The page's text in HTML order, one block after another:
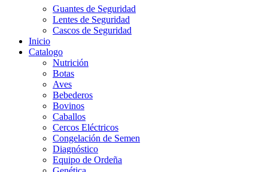
Guantes de Seguridad
Lentes de Seguridad
Cascos de Seguridad
Inicio
Catalogo
Nutrición
Botas
Aves
Bebederos
Bovinos
Caballos
Cercos Eléctricos
Congelación de Semen
Diagnóstico
Equipo de Ordeña